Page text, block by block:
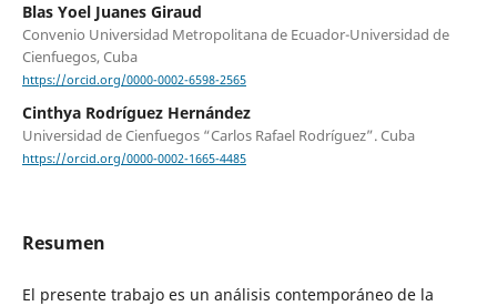
Blas Yoel Juanes Giraud
Convenio Universidad Metropolitana de Ecuador-Universidad de
Cienfuegos, Cuba
https://orcid.org/0000-0002-6598-2565
Cinthya Rodríguez Hernández
Universidad de Cienfuegos “Carlos Rafael Rodríguez”. Cuba
https://orcid.org/0000-0002-1665-4485
Resumen
El presente trabajo es un análisis contemporáneo de la